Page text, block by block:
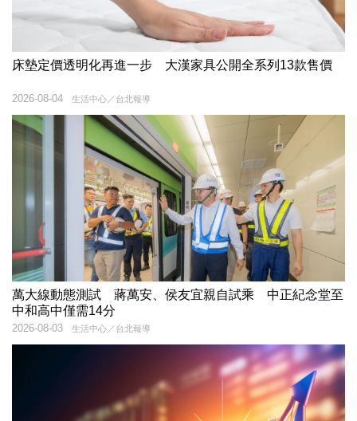
床墊定價透明化再進一步 大漢家具公開全系列13款售價
生活中心／台北報導
2026-08-04
萬大線動態測試 蔣萬安、侯友宜親自試乘 中正紀念堂至
中和高中僅需14分
生活中心／台北報導
2026-08-03